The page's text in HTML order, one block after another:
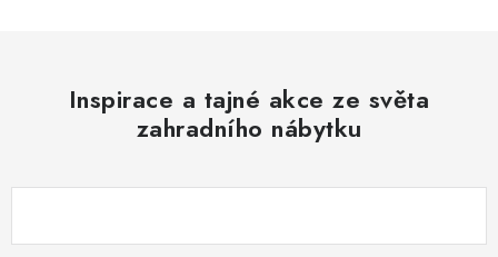
Inspirace a tajné akce ze světa
zahradního nábytku